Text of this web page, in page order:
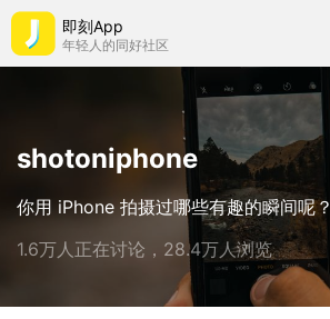
即刻App
年轻人的同好社区
shotoniphone
你用 iPhone 拍摄过哪些有趣的瞬间呢？
1.6万人正在讨论，28.4万人浏览